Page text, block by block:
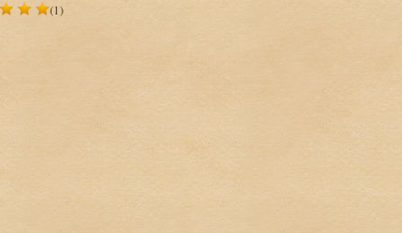
(1)